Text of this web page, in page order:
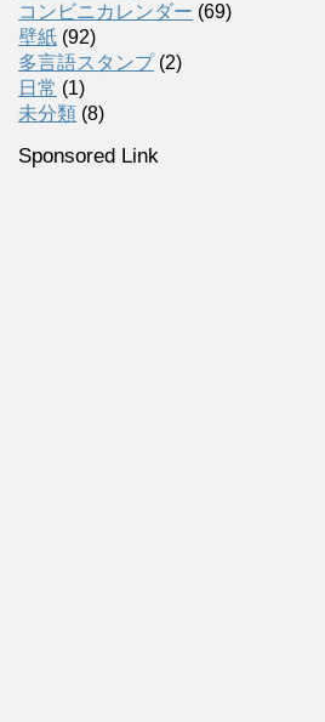
コンビニカレンダー (69)
壁紙 (92)
多言語スタンプ(2)
日常 (1)
未分類 (8)
Sponsored Link